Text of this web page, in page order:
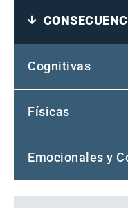
Cognitivas
Físicas
Emocionales y